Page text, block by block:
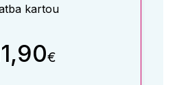
kartou
€